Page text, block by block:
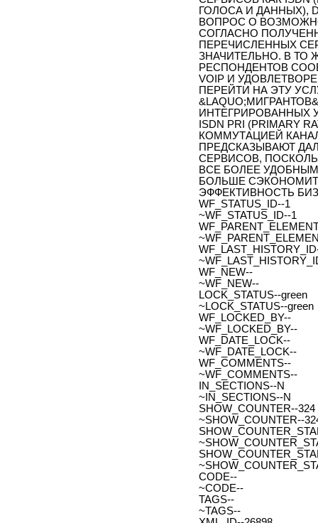
ГОЛОСА И ДАННЫХ),
ВОПРОС О
СОГЛАСНО
ПЕРЕЧИСЛЕННЫХ
ЗНАЧИТЕЛЬНО. В ТО
РЕСПОНДЕНТОВ
VOIP И
ПЕРЕЙТИ НА ЭТУ
ИНТЕГРИРОВАННЫХ
ISDN PRI (PRIMARY
КОММУТАЦИЕЙ
ПРЕДСКАЗЫВАЮТ
СЕРВИСОВ,
ВСЕ БОЛЕЕ
БОЛЬШЕ
ЭФФЕКТИВНОСТЬ
WF_STATUS_ID--1
~WF_STATUS_ID--1
WF_NEW--
~WF_NEW--
LOCK_STATUS--green
~LOCK_STATUS--green
WF_LOCKED_BY--
~WF_LOCKED_BY--
WF_DATE_LOCK--
~WF_DATE_LOCK--
WF_COMMENTS--
~WF_COMMENTS--
IN_SECTIONS--N
~IN_SECTIONS--N
SHOW_COUNTER--324
~SHOW_COUNTER--
CODE--
~CODE--
TAGS--
~TAGS--